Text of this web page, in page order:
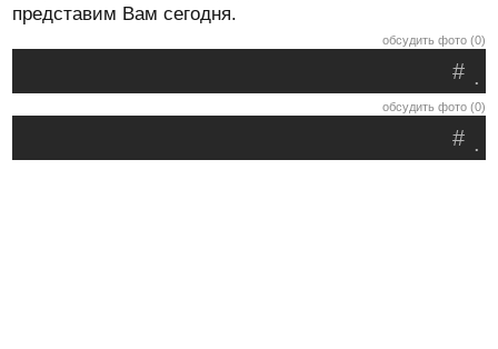
представим Вам сегодня.
обсудить фото (0)
.
#
обсудить фото (0)
.
#